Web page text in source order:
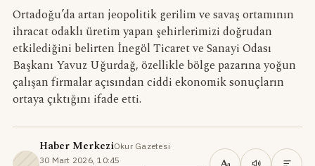
Ortadoğu’da artan jeopolitik gerilim ve savaş ortamının
ihracat odaklı üretim yapan şehirlerimizi doğrudan
etkilediğini belirten İnegöl Ticaret ve Sanayi Odası
Başkanı Yavuz Uğurdağ, özellikle bölge pazarına yoğun
çalışan firmalar açısından ciddi ekonomik sonuçların
ortaya çıktığını ifade etti.
Haber MerkeziOkur Gazetesi·
30 Mart 2026, 10:45·